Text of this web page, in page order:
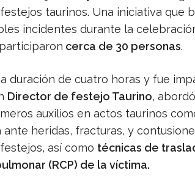
taurinos. Una iniciativa que
incidentes durante la
cerca de 30 personas.
duración de cuatro horas y fue
Director de festejo Taurino,
auxilios en actos taurinos
heridas, fracturas, y
así como técnicas de
(RCP) de la víctima.